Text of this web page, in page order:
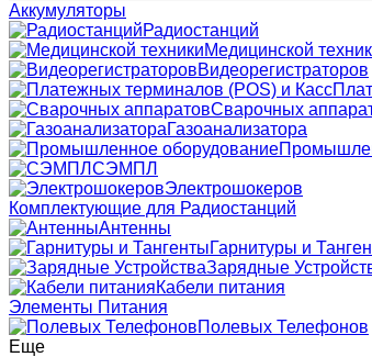
Аккумуляторы
Радиостанций
Медицинской
Видеорегистраторов
Сварочных
Газоанализатора
СЭМПЛ
Электрошокеров
Комплектующие для Радиостанций
Антенны
Гарнитуры и
Зарядные
Кабели питания
Элементы Питания
Полевых Телефонов
Еще